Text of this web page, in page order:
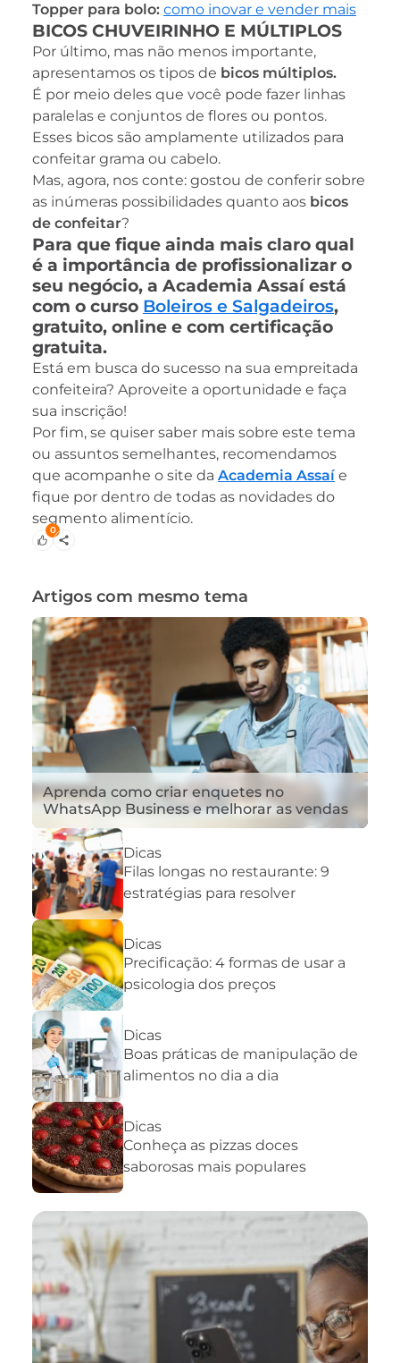
Topper para bolo: como inovar e vender mais
BICOS CHUVEIRINHO E MÚLTIPLOS
Por último, mas não menos importante,
apresentamos os tipos de bicos múltiplos.
É por meio deles que você pode fazer linhas
paralelas e conjuntos de flores ou pontos.
Esses bicos são amplamente utilizados para
confeitar grama ou cabelo.
Mas, agora, nos conte: gostou de conferir sobre
as inúmeras possibilidades quanto aos bicos
de confeitar?
Para que fique ainda mais claro qual
é a importância de profissionalizar o
seu negócio, a Academia Assaí está
com o curso Boleiros e Salgadeiros,
gratuito, online e com certificação
gratuita.
Está em busca do sucesso na sua empreitada
confeiteira? Aproveite a oportunidade e faça
sua inscrição!
Por fim, se quiser saber mais sobre este tema
ou assuntos semelhantes, recomendamos
que acompanhe o site da Academia Assaí e
fique por dentro de todas as novidades do
segmento alimentício.
0
Artigos com mesmo tema
Aprenda como criar enquetes no
WhatsApp Business e melhorar as vendas
Dicas
Filas longas no restaurante: 9
estratégias para resolver
Dicas
Precificação: 4 formas de usar a
psicologia dos preços
Dicas
Boas práticas de manipulação de
alimentos no dia a dia
Dicas
Conheça as pizzas doces
saborosas mais populares